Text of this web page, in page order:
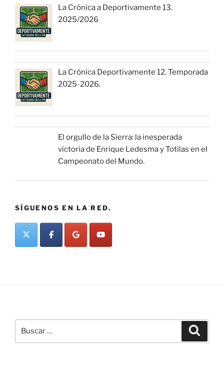
La Crónica a Deportivamente 13.
2025/2026
La Crónica Deportivamente 12. Temporada
2025-2026.
El orgullo de la Sierra: la inesperada
victoria de Enrique Ledesma y Totilas en el
Campeonato del Mundo.
SÍGUENOS EN LA RED.
por: